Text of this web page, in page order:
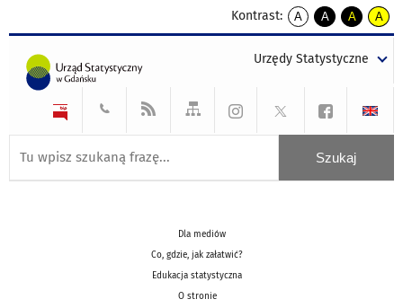
Kontrast:
A
kontrast
A
kontrast
tekst
czarnym
A
kontrast
tekst
czarnym
A
tekst
żółtym
Urzędy Statystyczne
Dla mediów
Co, gdzie, jak załatwić?
Edukacja statystyczna
O stronie